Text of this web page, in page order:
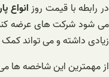
در رابطه با قیمت روز انواع
می شود شرکت های عرضه
زیادی داشته و می تواند
از مهمترین این شاخصه ها